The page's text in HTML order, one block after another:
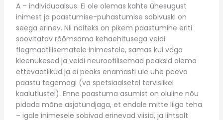
A – individuaalsus. Ei ole olemas kahte ühesugust
inimest ja paastumise-puhastumise sobivuski on
seega erinev. Nii näiteks on pikem paastumine eriti
soovitatav rõõmsama kehaehitusega veidi
flegmaatilisematele inimestele, samas kui väga
kleenukesed ja veidi neurootilisemad peaksid olema
ettevaatlikud ja ei peaks enamasti üle ühe päeva
paastu tegemagi (va spetsiaalsetel tervislikel
kaalutlustel). Enne paastuma asumist on oluline nõu
pidada mõne asjatundjaga, et endale mitte liiga teha
– igale inimesele sobivad erinevad viisid, ja lihtsalt